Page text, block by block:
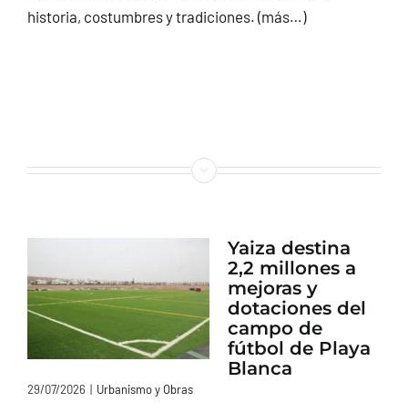
historia, costumbres y tradiciones. (más…)
Yaiza destina
2,2 millones a
mejoras y
dotaciones del
campo de
fútbol de Playa
Blanca
29/07/2026 | Urbanismo y Obras